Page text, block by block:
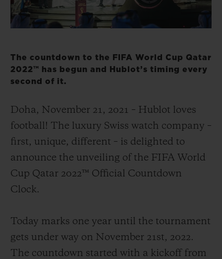
The countdown to the FIFA World Cup Qatar
2022™ has begun and Hublot’s timing every
second of it.
Doha, November 21, 2021 – Hublot loves
football! The luxury Swiss watch company –
first, unique, different – is delighted to
announce the unveiling of the FIFA World
Cup Qatar 2022™ Official Countdown
Clock.
Today marks one year until the tournament
gets under way on November 21st, 2022.
The countdown started with a kickoff from
휴블로티스타 및 연장 보증
무료 배송 & 반품
안전한 결제
기프트 파우치